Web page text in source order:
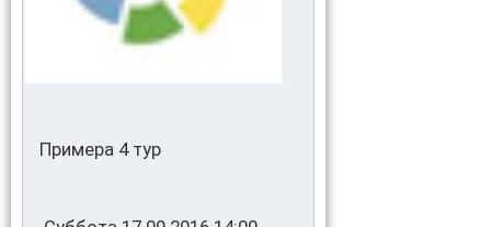
Примера 4 тур